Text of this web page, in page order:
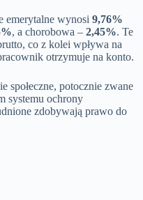
emerytalne wynosi 9,76%
, a chorobowa – 2,45%. Te
co z kolei wpływa na
otrzymuje na konto.
społeczne, potocznie zwane
systemu ochrony
zdobywają prawo do